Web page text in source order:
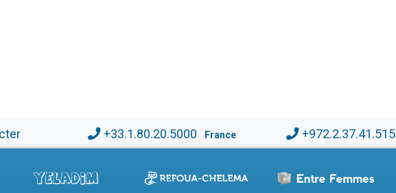
+33.1.80.20.5000 France +972.2.37.41.515